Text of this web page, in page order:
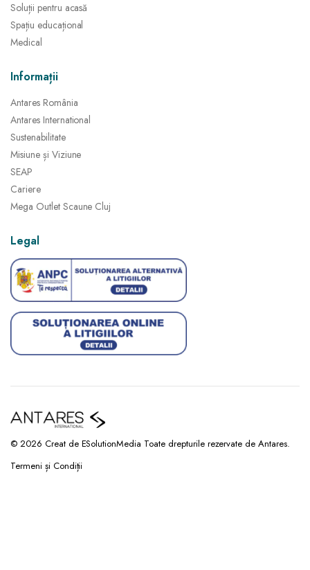
Soluții pentru acasă
Spațiu educațional
Medical
Informații
Antares România
Antares International
Sustenabilitate
Misiune și Viziune
SEAP
Cariere
Mega Outlet Scaune Cluj
Legal
© 2026 Creat de ESolutionMedia Toate drepturile rezervate de Antares.
Termeni și Condiții